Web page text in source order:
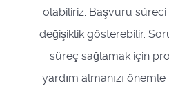
olabiliriz. Başvuru süreci
değişiklik gösterebilir.
süreç sağlamak için
yardım almanızı